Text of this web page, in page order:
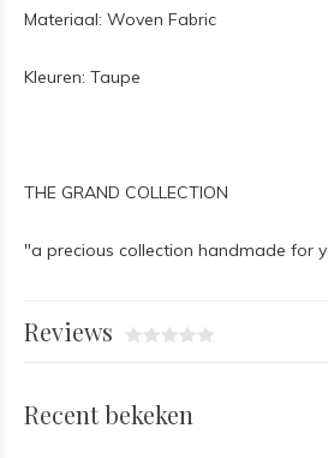
Materiaal: Woven Fabric
Kleuren: Taupe
THE GRAND COLLECTION
"a precious collection handmade for
Reviews
Recent bekeken